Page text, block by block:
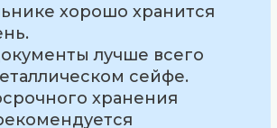
хорошо хранится
лучше всего
сейфе.
хранения